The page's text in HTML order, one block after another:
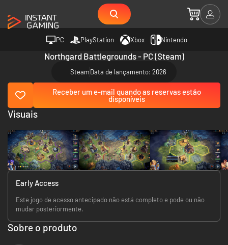
PC PlayStation Xbox Nintendo
Northgard Battlegrounds - PC (Steam)
SteamData de lançamento: 2026
Receber um e-mail quando as reservas estão
disponíveis
Early Access
Este jogo de acesso antecipado não está completo e pode ou não
mudar posteriormente.
Sobre o produto
Visuais